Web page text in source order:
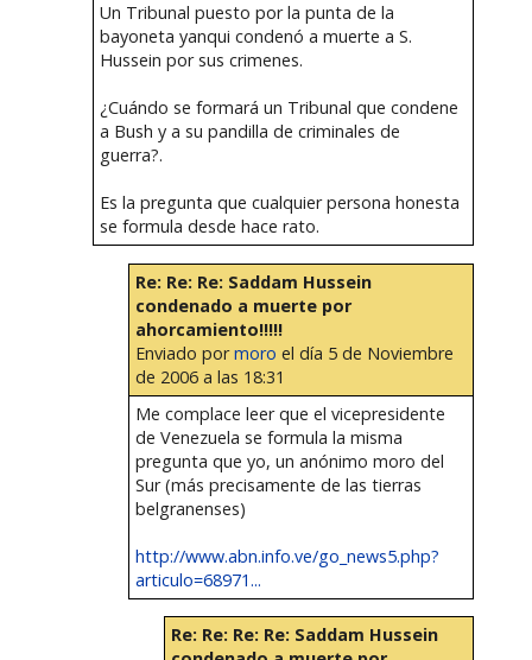
Un Tribunal puesto por la punta de la
bayoneta yanqui condenó a muerte a S.
Hussein por sus crimenes.
¿Cuándo se formará un Tribunal que condene
a Bush y a su pandilla de criminales de
guerra?.
Es la pregunta que cualquier persona honesta
se formula desde hace rato.
Re: Re: Re: Saddam Hussein
condenado a muerte por
ahorcamiento!!!!!
Enviado pormoro el día 5 de Noviembre
de 2006 a las 18:31
Me complace leer que el vicepresidente
de Venezuela se formula la misma
pregunta que yo, un anónimo moro del
Sur (más precisamente de las tierras
belgranenses)
http://www.abn.info.ve/go_news5.php?
articulo=68971...
Re: Re: Re: Re: Saddam Hussein